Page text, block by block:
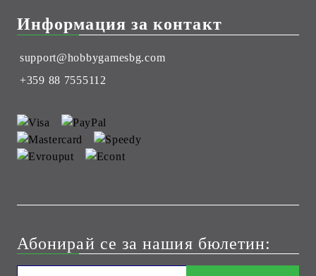
Информация за контакт
support@hobbygamesbg.com
+359 88 7555112
Абонирай се за нашия бюлетин: